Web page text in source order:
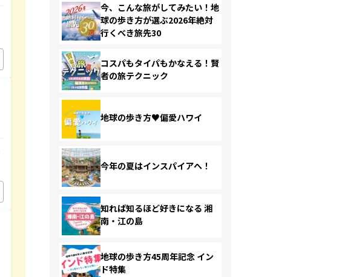
今、こんな旅がしてみたい！地
球の歩き方が選ぶ2026年絶対
行くべき旅先30
コスパもタイパもかなえる！賢
者の旅テクニック
地球の歩き方♥偏愛ハワイ
今年の夏はインスパイアへ！
知れば知るほど好きになる 湘
南・江の島
地球の歩き方45周年記念 イン
ド特集